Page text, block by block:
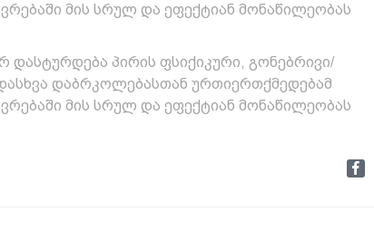
მის სრულ და ეფექტიან მონაწილეობას
პირის ფსიქიკური, გონებრივი/
დაბრკოლებასთან ურთიერთქმედებამ
მის სრულ და ეფექტიან მონაწილეობას